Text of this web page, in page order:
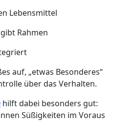
Lebensmittel
Rahmen
auf, „etwas Besonderes“
über das Verhalten.
hilft dabei besonders gut:
Süßigkeiten im Voraus